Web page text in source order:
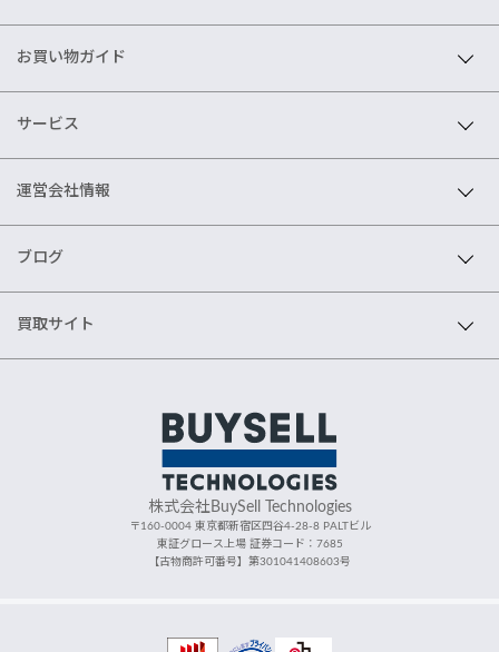
お買い物ガイド
サービス
運営会社情報
ブログ
買取サイト
株式会社BuySell Technologies
〒160-0004 東京都新宿区四谷4-28-8 PALTビル
東証グロース上場 証券コード：7685
【古物商許可番号】第301041408603号